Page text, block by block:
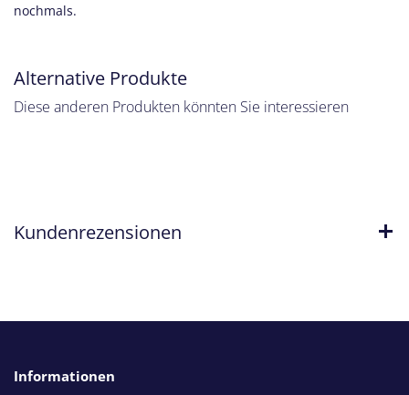
nochmals.
Alternative Produkte
Diese anderen Produkten könnten Sie interessieren
Kundenrezensionen
Informationen